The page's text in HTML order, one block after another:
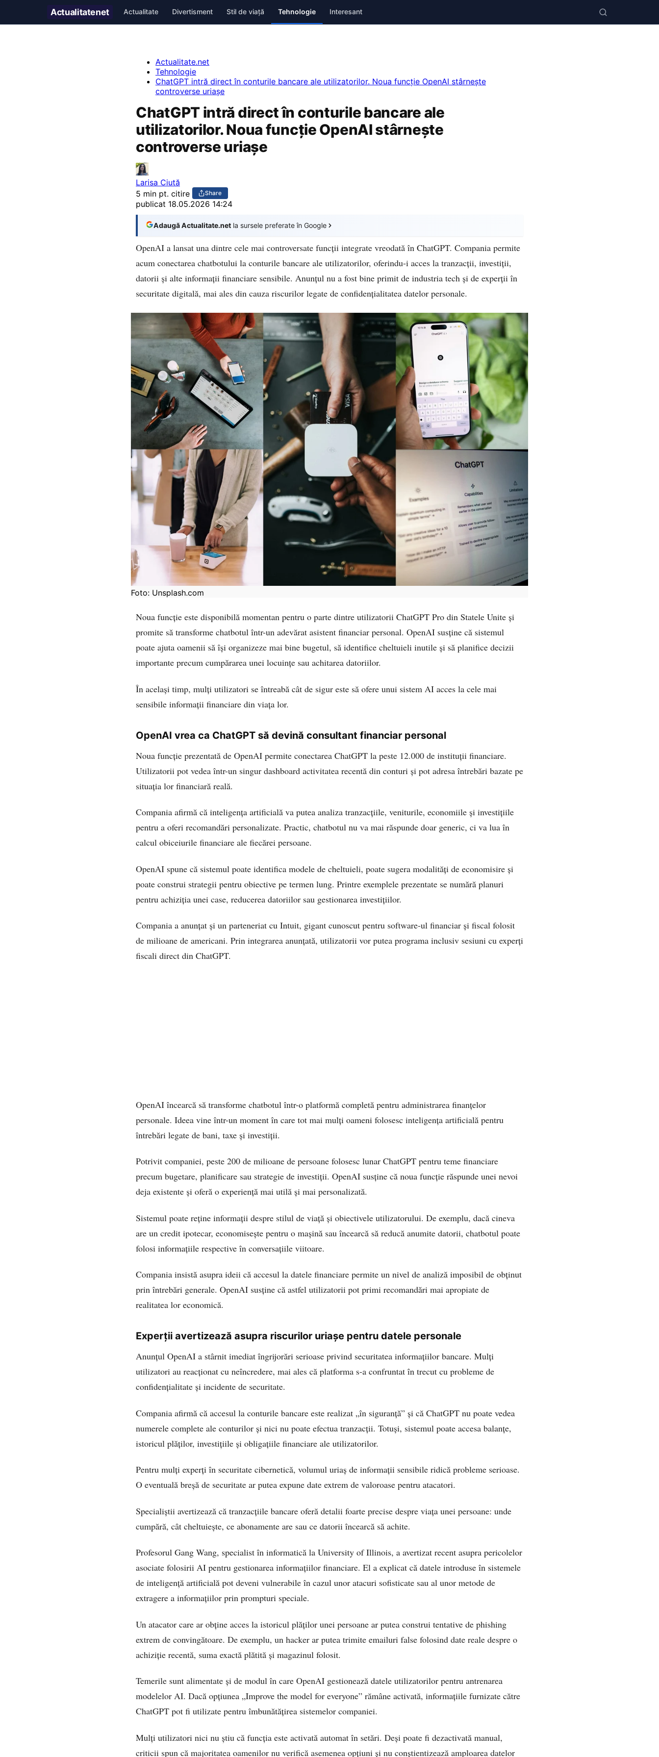
Actualitatenet Actualitate Divertisment Stil de viață Tehnologie Interesant
Actualitate.net
Tehnologie
ChatGPT intră direct în conturile bancare ale utilizatorilor. Noua funcție OpenAI stârnește
controverse uriașe
ChatGPT intră direct în conturile bancare ale
utilizatorilor. Noua funcție OpenAI stârnește
controverse uriașe
Larisa Ciută
5 min pt. citire
Share
publicat 18.05.2026 14:24
Adaugă Actualitate.net la sursele preferate în Google
OpenAI a lansat una dintre cele mai controversate funcții integrate vreodată în ChatGPT. Compania permite
acum conectarea chatbotului la conturile bancare ale utilizatorilor, oferindu-i acces la tranzacții, investiții,
datorii și alte informații financiare sensibile. Anunțul nu a fost bine primit de industria tech și de experții în
securitate digitală, mai ales din cauza riscurilor legate de confidențialitatea datelor personale.
Foto: Unsplash.com
Noua funcție este disponibilă momentan pentru o parte dintre utilizatorii ChatGPT Pro din Statele Unite și
promite să transforme chatbotul într-un adevărat asistent financiar personal. OpenAI susține că sistemul
poate ajuta oamenii să își organizeze mai bine bugetul, să identifice cheltuieli inutile și să planifice decizii
importante precum cumpărarea unei locuințe sau achitarea datoriilor.
În același timp, mulți utilizatori se întreabă cât de sigur este să ofere unui sistem AI acces la cele mai
sensibile informații financiare din viața lor.
OpenAI vrea ca ChatGPT să devină consultant financiar personal
Noua funcție prezentată de OpenAI permite conectarea ChatGPT la peste 12.000 de instituții financiare.
Utilizatorii pot vedea într-un singur dashboard activitatea recentă din conturi și pot adresa întrebări bazate pe
situația lor financiară reală.
Compania afirmă că inteligența artificială va putea analiza tranzacțiile, veniturile, economiile și investițiile
pentru a oferi recomandări personalizate. Practic, chatbotul nu va mai răspunde doar generic, ci va lua în
calcul obiceiurile financiare ale fiecărei persoane.
OpenAI spune că sistemul poate identifica modele de cheltuieli, poate sugera modalități de economisire și
poate construi strategii pentru obiective pe termen lung. Printre exemplele prezentate se numără planuri
pentru achiziția unei case, reducerea datoriilor sau gestionarea investițiilor.
Compania a anunțat și un parteneriat cu Intuit, gigant cunoscut pentru software-ul financiar și fiscal folosit
de milioane de americani. Prin integrarea anunțată, utilizatorii vor putea programa inclusiv sesiuni cu experți
fiscali direct din ChatGPT.
OpenAI încearcă să transforme chatbotul într-o platformă completă pentru administrarea finanțelor
personale. Ideea vine într-un moment în care tot mai mulți oameni folosesc inteligența artificială pentru
întrebări legate de bani, taxe și investiții.
Potrivit companiei, peste 200 de milioane de persoane folosesc lunar ChatGPT pentru teme financiare
precum bugetare, planificare sau strategie de investiții. OpenAI susține că noua funcție răspunde unei nevoi
deja existente și oferă o experiență mai utilă și mai personalizată.
Sistemul poate reține informații despre stilul de viață și obiectivele utilizatorului. De exemplu, dacă cineva
are un credit ipotecar, economisește pentru o mașină sau încearcă să reducă anumite datorii, chatbotul poate
folosi informațiile respective în conversațiile viitoare.
Compania insistă asupra ideii că accesul la datele financiare permite un nivel de analiză imposibil de obținut
prin întrebări generale. OpenAI susține că astfel utilizatorii pot primi recomandări mai apropiate de
realitatea lor economică.
Experții avertizează asupra riscurilor uriașe pentru datele personale
Anunțul OpenAI a stârnit imediat îngrijorări serioase privind securitatea informațiilor bancare. Mulți
utilizatori au reacționat cu neîncredere, mai ales că platforma s-a confruntat în trecut cu probleme de
confidențialitate și incidente de securitate.
Compania afirmă că accesul la conturile bancare este realizat „în siguranță” și că ChatGPT nu poate vedea
numerele complete ale conturilor și nici nu poate efectua tranzacții. Totuși, sistemul poate accesa balanțe,
istoricul plăților, investițiile și obligațiile financiare ale utilizatorilor.
Pentru mulți experți în securitate cibernetică, volumul uriaș de informații sensibile ridică probleme serioase.
O eventuală breșă de securitate ar putea expune date extrem de valoroase pentru atacatori.
Specialiștii avertizează că tranzacțiile bancare oferă detalii foarte precise despre viața unei persoane: unde
cumpără, cât cheltuiește, ce abonamente are sau ce datorii încearcă să achite.
Profesorul Gang Wang, specialist în informatică la University of Illinois, a avertizat recent asupra pericolelor
asociate folosirii AI pentru gestionarea informațiilor financiare. El a explicat că datele introduse în sistemele
de inteligență artificială pot deveni vulnerabile în cazul unor atacuri sofisticate sau al unor metode de
extragere a informațiilor prin prompturi speciale.
Un atacator care ar obține acces la istoricul plăților unei persoane ar putea construi tentative de phishing
extrem de convingătoare. De exemplu, un hacker ar putea trimite emailuri false folosind date reale despre o
achiziție recentă, suma exactă plătită și magazinul folosit.
Temerile sunt alimentate și de modul în care OpenAI gestionează datele utilizatorilor pentru antrenarea
modelelor AI. Dacă opțiunea „Improve the model for everyone” rămâne activată, informațiile furnizate către
ChatGPT pot fi utilizate pentru îmbunătățirea sistemelor companiei.
Mulți utilizatori nici nu știu că funcția este activată automat în setări. Deși poate fi dezactivată manual,
criticii spun că majoritatea oamenilor nu verifică asemenea opțiuni și nu conștientizează amploarea datelor